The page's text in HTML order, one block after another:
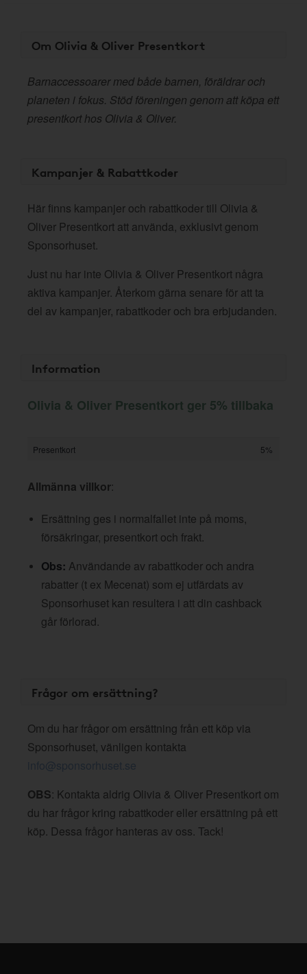
Om Olivia & Oliver Presentkort
Barnaccessoarer med både barnen, föräldrar och
planeten i fokus. Stöd föreningen genom att köpa ett
presentkort hos Olivia & Oliver.
Kampanjer & Rabattkoder
Här finns kampanjer och rabattkoder till Olivia &
Oliver Presentkort att använda, exklusivt genom
Sponsorhuset.
Just nu har inte Olivia & Oliver Presentkort några
aktiva kampanjer. Återkom gärna senare för att ta
del av kampanjer, rabattkoder och bra erbjudanden.
Information
Olivia & Oliver Presentkort ger 5% tillbaka
Presentkort 5%
Allmänna villkor:
Ersättning ges i normalfallet inte på moms,
försäkringar, presentkort och frakt.
Obs: Användande av rabattkoder och andra
rabatter (t ex Mecenat) som ej utfärdats av
Sponsorhuset kan resultera i att din cashback
går förlorad.
Frågor om ersättning?
Om du har frågor om ersättning från ett köp via
Sponsorhuset, vänligen kontakta
info@sponsorhuset.se
OBS: Kontakta aldrig Olivia & Oliver Presentkort om
du har frågor kring rabattkoder eller ersättning på ett
köp. Dessa frågor hanteras av oss. Tack!